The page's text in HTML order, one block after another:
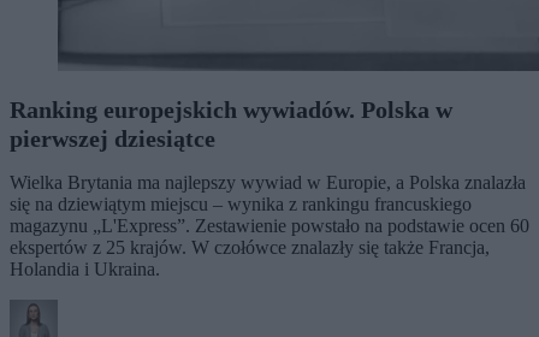
Ranking europejskich wywiadów. Polska w
pierwszej dziesiątce
Wielka Brytania ma najlepszy wywiad w Europie, a Polska znalazła
się na dziewiątym miejscu – wynika z rankingu francuskiego
magazynu „L'Express”. Zestawienie powstało na podstawie ocen 60
ekspertów z 25 krajów. W czołówce znalazły się także Francja,
Holandia i Ukraina.